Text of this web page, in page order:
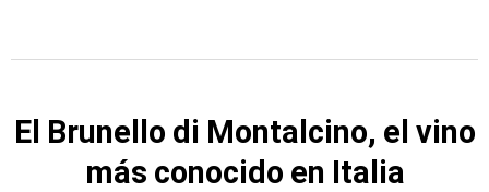
El Brunello di Montalcino, el vino
más conocido en Italia